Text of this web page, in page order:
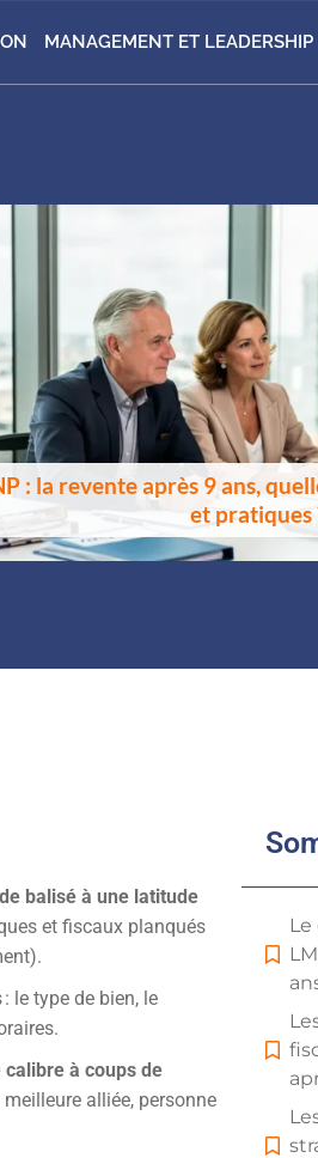
MANAGEMENT ET LEADERSHIP
: la revente après 9 ans,
et pratiques
balisé à une latitude
et fiscaux planqués
le type de bien, le
à coups de
alliée, personne